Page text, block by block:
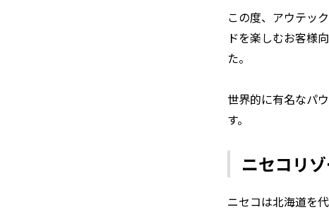
この度、アウテッ
ドを楽しむお客様
た。
世界的に有名なパ
す。
ニセコリ
ニセコは北海道を